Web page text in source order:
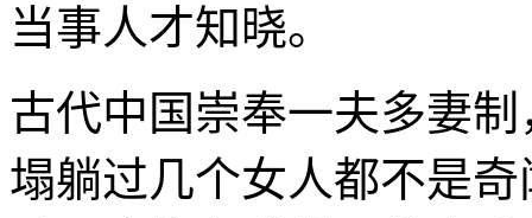
当事人才知晓。
古代中国崇奉一夫多妻
塌躺过几个女人都不是